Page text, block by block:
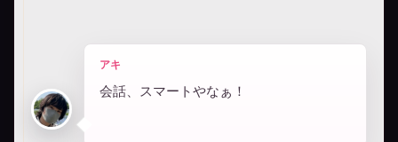
アキ
会話、スマートやなぁ！